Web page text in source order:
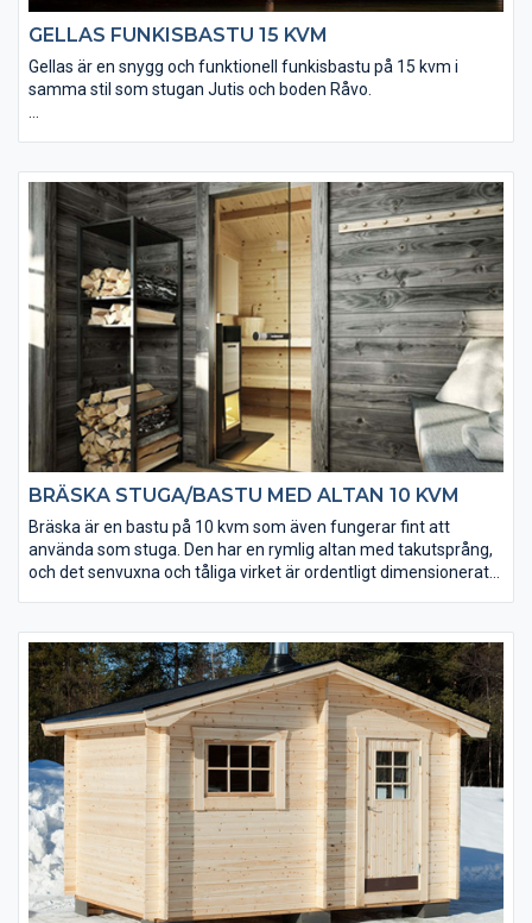
GELLAS FUNKISBASTU 15 KVM
Gellas är en snygg och funktionell funkisbastu på 15 kvm i
samma stil som stugan Jutis och boden Råvo.
• Välj mellan tre tillbehörspaket (endast till relaxdelen)
• Det skjutbara glaspartiet är av härdat isolerglas
• Taket utgörs av en slätspontspanel som är ändspontad
• Golvet och takpanelen är möbeltorr för god formstabilitet
• Takpaket med eller utan shingel kan köpas till
• Ett extra timmervarv kan köpas till
BRÄSKA STUGA/BASTU MED ALTAN 10 KVM
Bräska är en bastu på 10 kvm som även fungerar fint att
använda som stuga. Den har en rymlig altan med takutsprång,
och det senvuxna och tåliga virket är ordentligt dimensionerat
• Bastukaminpaket Harvia kan köpas till.
• Välj mellan tre tillbehörspaket (endast till relaxdelen).
• En rymlig altan; 5 kvm.
• Mellan bastu- och relaxdelen sitter en glasdörr från Harvia.
• Taket utgörs av en slätspontspanel som är ändspontad.
• Golvet och takpanelen är möbeltorr vilket ger god
formstabilitet.